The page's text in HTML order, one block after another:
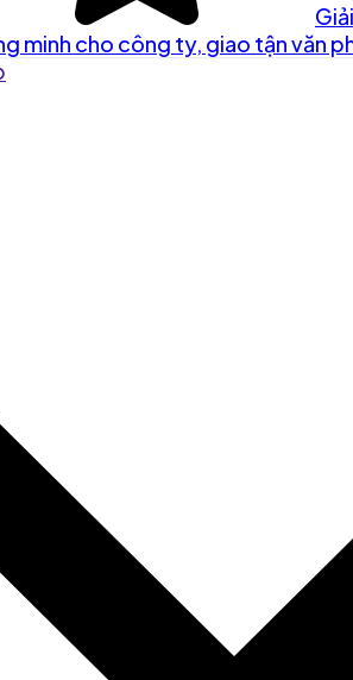
minh cho công ty, giao tận văn